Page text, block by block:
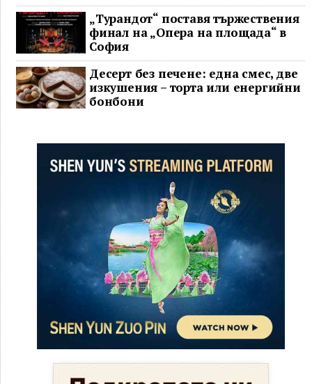
„Турандот“ поставя тържествения
финал на „Опера на площада“ в
София
Десерт без печене: една смес, две
изкушения – торта или енергийни
бонбони